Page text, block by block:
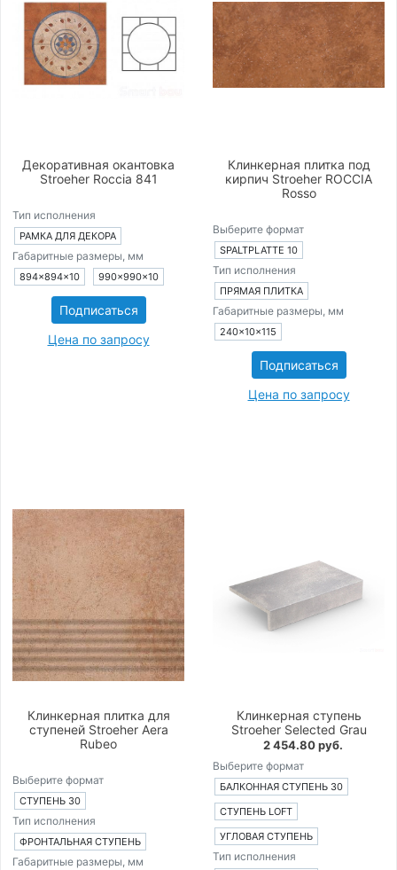
Декоративная окантовка
Stroeher Roccia 841
Тип исполнения
РАМКА ДЛЯ ДЕКОРА
Габаритные размеры, мм
894×894×10 990×990×10
Подписаться
Цена по запросу
Клинкерная плитка под
кирпич Stroeher ROCCIA
Rosso
Выберите формат
SPALTPLATTE 10
Тип исполнения
ПРЯМАЯ ПЛИТКА
Габаритные размеры, мм
240×10×115
Подписаться
Цена по запросу
Клинкерная плитка для
ступеней Stroeher Aera
Rubeo
Выберите формат
СТУПЕНЬ 30
Тип исполнения
ФРОНТАЛЬНАЯ СТУПЕНЬ
Габаритные размеры, мм
Клинкерная ступень
Stroeher Selected Grau
2 454.80 руб.
Выберите формат
БАЛКОННАЯ СТУПЕНЬ 30
СТУПЕНЬ LOFT
УГЛОВАЯ СТУПЕНЬ
Тип исполнения